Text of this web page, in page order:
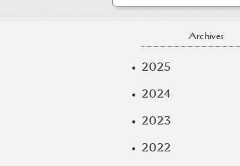
Archives
2025
2024
2023
2022